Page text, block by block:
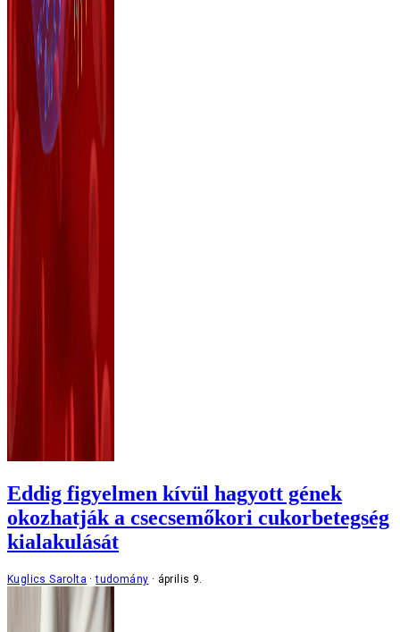
Eddig figyelmen kívül hagyott gének
okozhatják a csecsemőkori cukorbetegség
kialakulását
Kuglics Sarolta tudomány április 9.